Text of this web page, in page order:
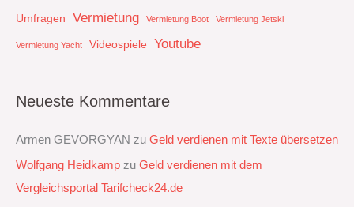
Umfragen
Vermietung Vermietung Boot Vermietung Jetski
Vermietung Yacht Videospiele Youtube
Neueste Kommentare
Armen GEVORGYAN zu Geld verdienen mit Texte übersetzen
Wolfgang Heidkamp zu Geld verdienen mit dem
Vergleichsportal Tarifcheck24.de